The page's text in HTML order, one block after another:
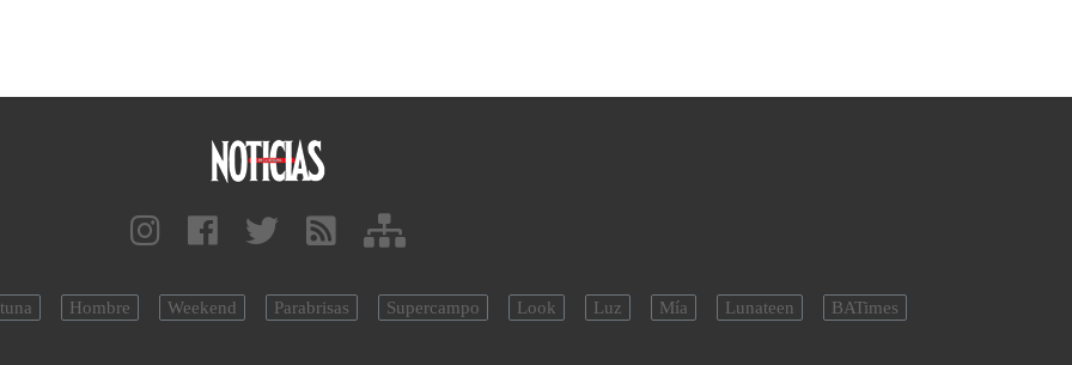
Hombre Weekend Parabrisas Supercampo Look Luz Mía Lunateen BATimes